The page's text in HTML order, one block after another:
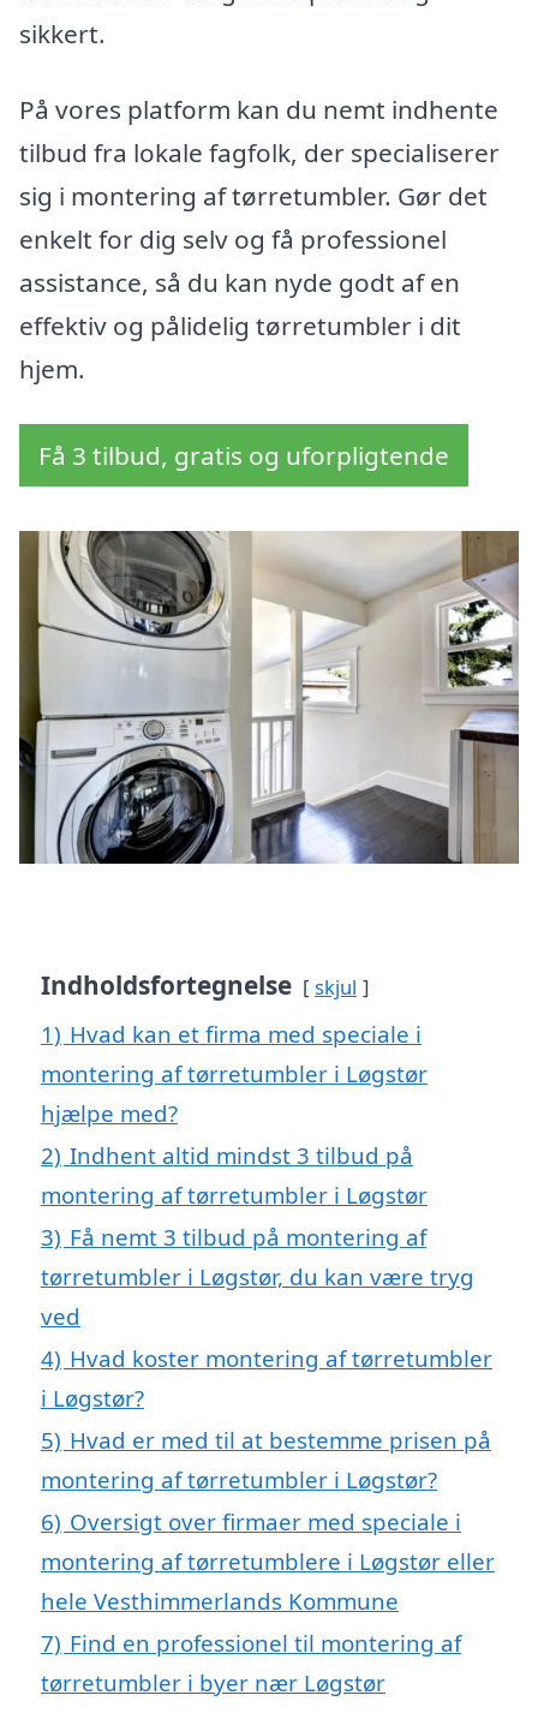
sikkert.
På vores platform kan du nemt indhente
tilbud fra lokale fagfolk, der specialiserer
sig i montering af tørretumbler. Gør det
enkelt for dig selv og få professionel
assistance, så du kan nyde godt af en
effektiv og pålidelig tørretumbler i dit
hjem.
Få 3 tilbud, gratis og uforpligtende
Indholdsfortegnelse skjul
1) Hvad kan et firma med speciale i
montering af tørretumbler i Løgstør
hjælpe med?
2) Indhent altid mindst 3 tilbud på
montering af tørretumbler i Løgstør
3) Få nemt 3 tilbud på montering af
tørretumbler i Løgstør, du kan være tryg
ved
4) Hvad koster montering af tørretumbler
i Løgstør?
5) Hvad er med til at bestemme prisen på
montering af tørretumbler i Løgstør?
6) Oversigt over firmaer med speciale i
montering af tørretumblere i Løgstør eller
hele Vesthimmerlands Kommune
7) Find en professionel til montering af
tørretumbler i byer nær Løgstør